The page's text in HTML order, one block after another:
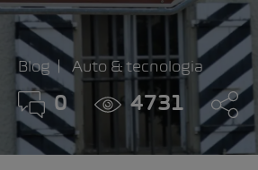
Blog Auto & tecnologia
0 4731